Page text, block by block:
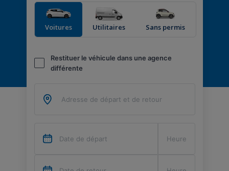
Voitures Utilitaires Sans permis
Restituer le véhicule dans une agence
différente